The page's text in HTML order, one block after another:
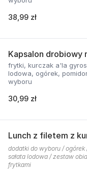
38,99 zł
Kapsalon drobiowy
frytki, kurczak a'la
lodowa, ogórek,
wyboru
30,99 zł
Lunch z filetem z
dodatki do wyboru /
sałata lodowa / zestaw
frytkami